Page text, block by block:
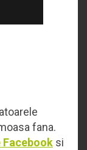
fana.
si